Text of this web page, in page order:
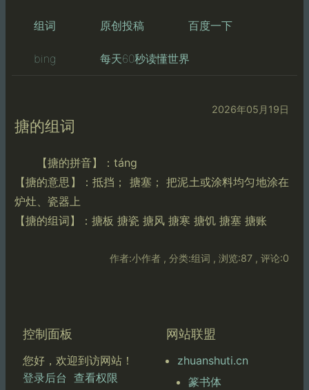
组词 原创投稿 百度一下
bing 每天60秒读懂世界
2026年05月19日
搪的组词
【搪的拼音】：táng
【搪的意思】：抵挡； 搪塞； 把泥土或涂料均匀地涂在
炉灶、瓷器上
【搪的组词】：搪板 搪瓷 搪风 搪寒 搪饥 搪塞 搪账
作者:小作者 , 分类:组词 , 浏览:87 , 评论:0
控制面板
您好，欢迎到访网站！
登录后台 查看权限
网站联盟
zhuanshuti.cn
篆书体